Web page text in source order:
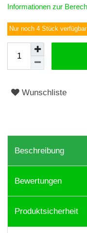
Informationen zur
Nur noch 4 Stück verfügbar
Wunschliste
Beschreibung
Bewertungen
Produktsicherheit